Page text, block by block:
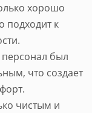
хорошо
подходит к
был
что создает
чистым и